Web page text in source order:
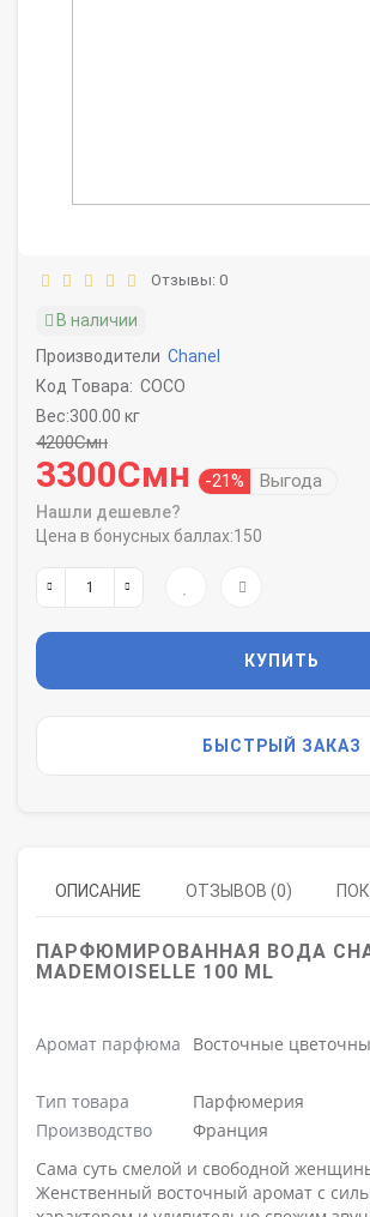
Отзывы: 0
В наличии
Производители Chanel
Код Товара: COCO
Вес:300.00 кг
4200Смн
3300Смн -21% Выгода
Нашли дешевле?
Цена в бонусных баллах:150
КУПИТЬ
БЫСТРЫЙ ЗАКАЗ
ОПИСАНИЕ ОТЗЫВОВ (0)
ПАРФЮМИРОВАННАЯ ВОДА
MADEMOISELLE 100 ML
Аромат парфюма Восточные
Тип товара
Парфюмерия
Производство
Франция
Сама суть смелой и свободной
Женственный восточный аромат с